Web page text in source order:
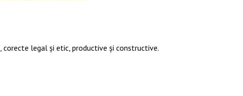
legal și etic, productive și constructive.